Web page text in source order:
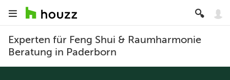
Experten für Feng Shui & Raumharmonie
Beratung in Paderborn